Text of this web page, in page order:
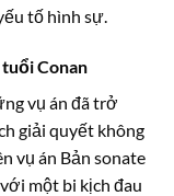
tố hình sự.
Conan
vụ án đã trở
giải quyết không
vụ án Bản sonate
một bi kịch đau